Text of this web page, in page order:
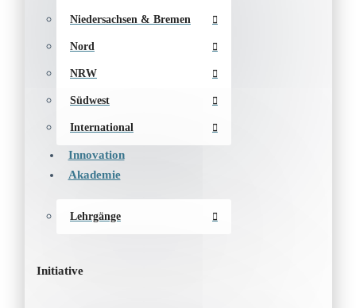
Niedersachsen & Bremen
Nord
NRW
Südwest
International
Innovation
Akademie
Lehrgänge
Initiative